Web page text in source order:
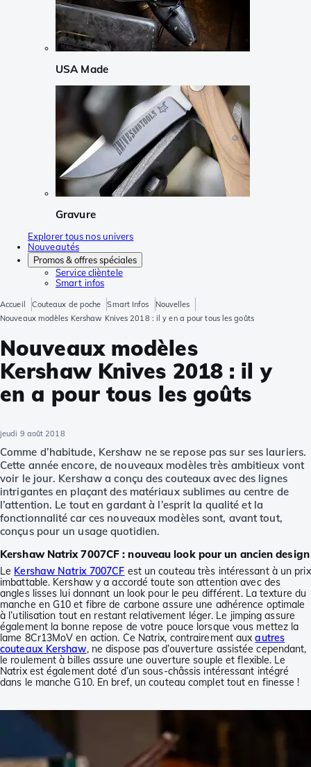
USA Made
Gravure
Explorer tous nos univers
Nouveautés
Promos & offres spéciales
Service clièntele
Smart infos
Accueil Couteaux de poche Smart Infos
Nouvelles
Nouveaux modèles Kershaw Knives 2018 : il y en a pour tous les goûts
Nouveaux modèles
Kershaw Knives 2018 : il y
en a pour tous les goûts
jeudi 9 août 2018
Comme d’habitude, Kershaw ne se repose pas sur ses lauriers.
Cette année encore, de nouveaux modèles très ambitieux vont
voir le jour. Kershaw a conçu des couteaux avec des lignes
intrigantes en plaçant des matériaux sublimes au centre de
l’attention. Le tout en gardant à l’esprit la qualité et la
fonctionnalité car ces nouveaux modèles sont, avant tout,
conçus pour un usage quotidien.
Kershaw Natrix 7007CF : nouveau look pour un ancien design
Le Kershaw Natrix 7007CF est un couteau très intéressant à un prix
imbattable. Kershaw y a accordé toute son attention avec des
angles lisses lui donnant un look pour le peu différent. La texture du
manche en G10 et fibre de carbone assure une adhérence optimale
à l’utilisation tout en restant relativement léger. Le jimping assure
également la bonne repose de votre pouce lorsque vous mettez la
lame 8Cr13MoV en action. Ce Natrix, contrairement auxautres
couteaux Kershaw, ne dispose pas d’ouverture assistée cependant,
le roulement à billes assure une ouverture souple et flexible. Le
Natrix est également doté d’un sous-châssis intéressant intégré
dans le manche G10. En bref, un couteau complet tout en finesse !